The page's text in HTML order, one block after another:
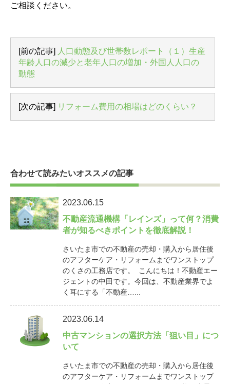
ご相談ください。
[前の記事] 人口動態及び世帯数レポート（１）生産
年齢人口の減少と老年人口の増加・外国人人口の
動態
[次の記事] リフォーム費用の相場はどのくらい？
合わせて読みたいオススメの記事
2023.06.15
不動産流通機構「レインズ」って何？消費
者が知るべきポイントを徹底解説！
さいたま市での不動産の売却・購入から居住後
のアフターケア・リフォームまでワンストップ
のくさの工務店です。 こんにちは！不動産エー
ジェントの中田です。今回は、不動産業界でよ
く耳にする「不動産…...
2023.06.14
中古マンションの選択方法「狙い目」につ
いて
さいたま市での不動産の売却・購入から居住後
のアフターケア・リフォームまでワンストップ